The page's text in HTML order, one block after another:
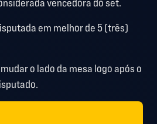
em melhor de 5 (três)
o lado da mesa logo após o